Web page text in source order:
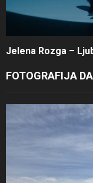
Jelena Rozga –
FOTOGRAFIJA